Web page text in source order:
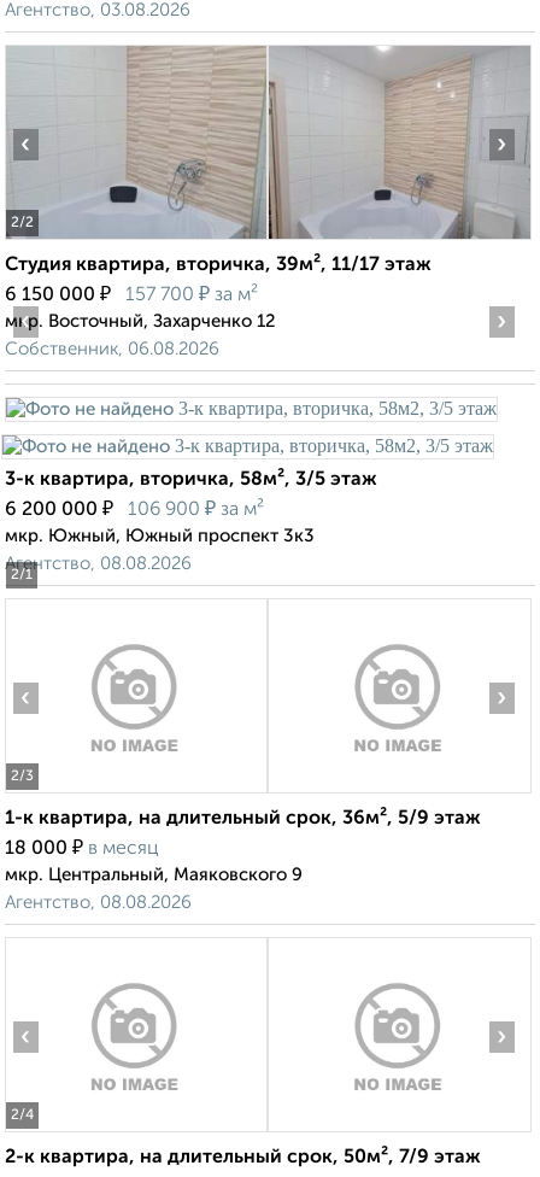
Агентство, 03.08.2026
2/2
‹ ›
Студия квартира, вторичка, 39м², 11/17 этаж
6 150 000 ₽ 157 700 ₽ за м²
мкр. Восточный, Захарченко 12
Собственник, 06.08.2026
2/1
‹ ›
3-к квартира, вторичка, 58м², 3/5 этаж
6 200 000 ₽ 106 900 ₽ за м²
мкр. Южный, Южный проспект 3к3
Агентство, 08.08.2026
2/3
‹ ›
1-к квартира, на длительный срок, 36м², 5/9 этаж
18 000 ₽ в месяц
мкр. Центральный, Маяковского 9
Агентство, 08.08.2026
2/4
‹ ›
2-к квартира, на длительный срок, 50м², 7/9 этаж